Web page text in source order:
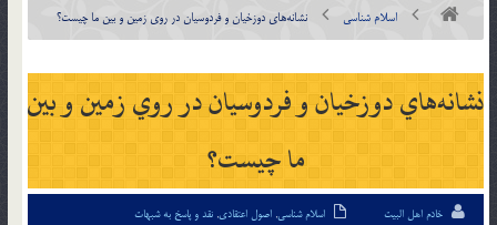
اسلام شناسی نشانه‎هاي دوزخيان و فردوسيان در روي زمين و بين ما چيست؟
نشانه‎هاي دوزخيان و فردوسيان در روي زمين و بين
ما چيست؟
خادم اهل البیت اسلام شناسی, اصول اعتقادی, نقد و پاسخ به شبهات